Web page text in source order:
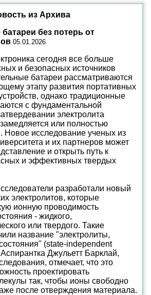
из Архива
без потерь от
05.01.2026
сегодня все больше
и безопасных источников
батареи рассматриваются
этапу развития портативных
однако традиционные
с фундаментальной
электролита
или полностью
Новое исследование ученых из
и их партнеров может
и открыть путь к
и эффективных твердых
разработали новый
электролитов, которые
ионную проводимость
- жидкого,
или твердого. Такие
название "электролиты,
(state-independent
Джульетт Барклай,
отмечает, что это
проектировать
так, чтобы ионы свободно
после отверждения материала.